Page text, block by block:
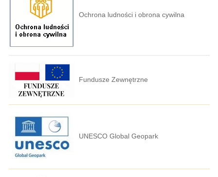
Ochrona ludności i obrona cywilna
Fundusze Zewnętrzne
UNESCO Global Geopark